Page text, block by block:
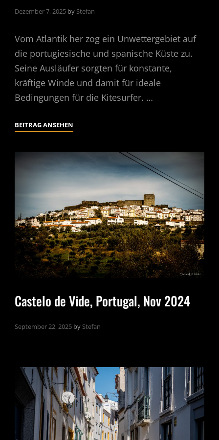
Dezember 7, 2025 by Stefan
Vom Atlantik her zog ein Unwettergebiet auf
die portugiesische und spanische Küste zu.
Seine Ausläufer sorgten für konstante,
kräftige Winde und damit für ideale
Bedingungen für die Kitesurfer. …
BEITRAG ANSEHEN
ANDALUSIEN,
SPANIEN,
NOV
2025
Castelo de Vide, Portugal, Nov 2024
September 22, 2025 by Stefan